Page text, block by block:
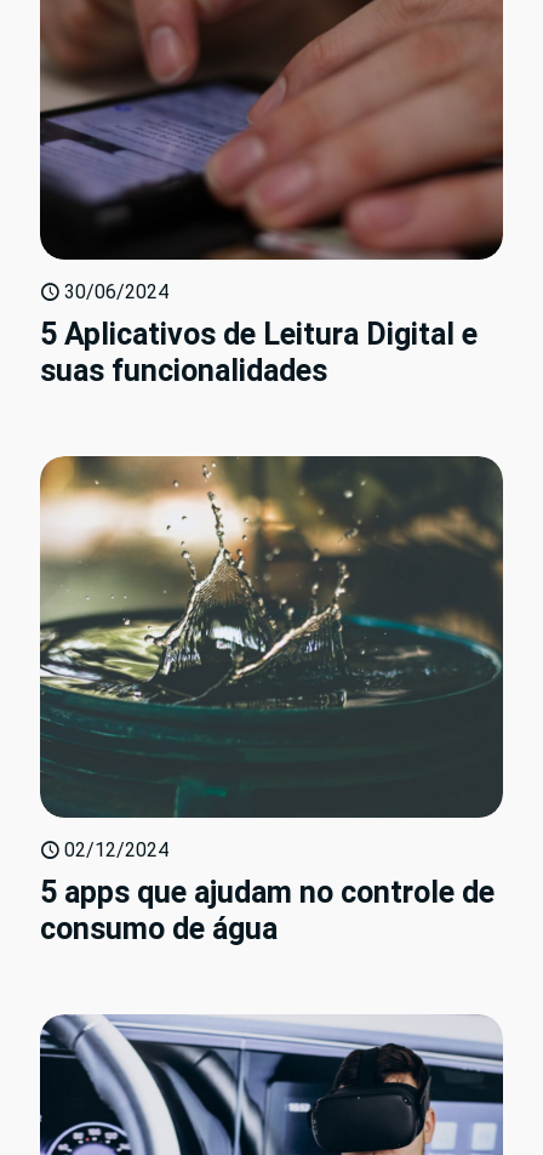
30/06/2024
5 Aplicativos de Leitura Digital e
suas funcionalidades
02/12/2024
5 apps que ajudam no controle de
consumo de água